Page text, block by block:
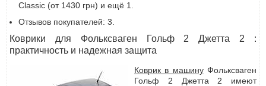
Classic (от 1430 грн) и ещё 1.
Отзывов покупателей: 3.
Коврики для Фольксваген Гольф 2 Джетта 2 :
практичность и надежная защита
Коврик в машинуФольксваген
Гольф 2 Джетта 2 имеют